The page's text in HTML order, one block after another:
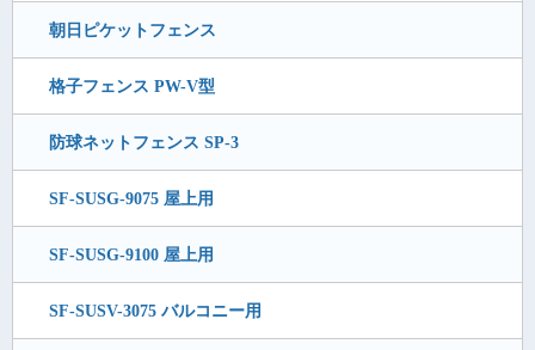
朝日ピケットフェンス
格子フェンス PW-V型
防球ネットフェンス SP-3
SF-SUSG-9075 屋上用
SF-SUSG-9100 屋上用
SF-SUSV-3075 バルコニー用